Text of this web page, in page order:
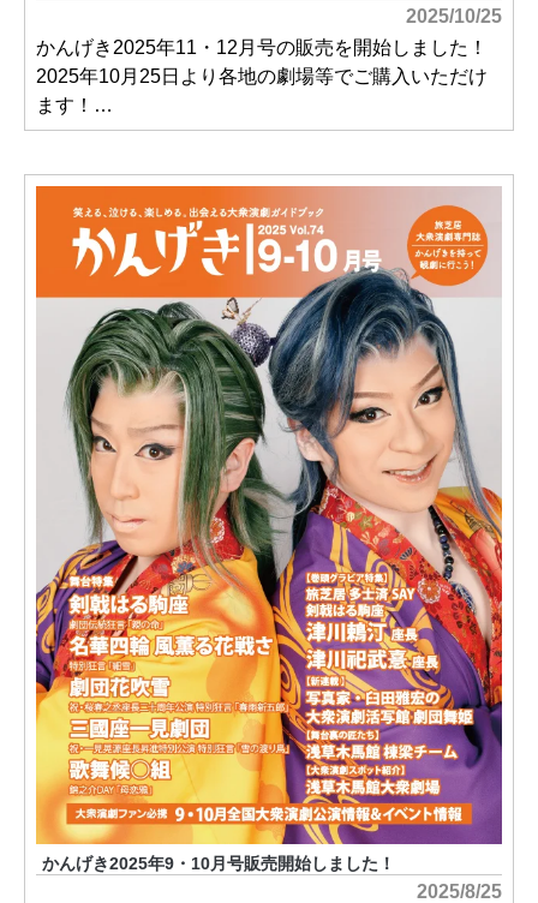
2025/10/25
かんげき2025年11・12月号の販売を開始しました！
2025年10月25日より各地の劇場等でご購入いただけ
ます！…
かんげき2025年9・10月号販売開始しました！
2025/8/25